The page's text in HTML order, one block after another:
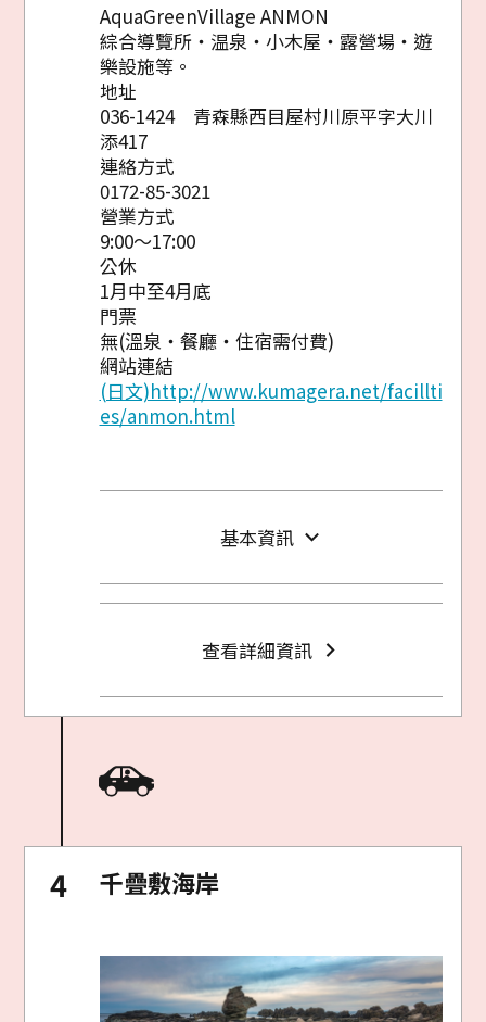
AquaGreenVillage ANMON
綜合導覽所・温泉・小木屋・露營場・遊
樂設施等。
地址
036-1424 青森縣西目屋村川原平字大川
添417
連絡方式
0172-85-3021
營業方式
9:00～17:00
公休
1月中至4月底
門票
無(溫泉・餐廳・住宿需付費)
網站連結
(日文)http://www.kumagera.net/facillti
es/anmon.html
基本資訊
查看詳細資訊
千疊敷海岸